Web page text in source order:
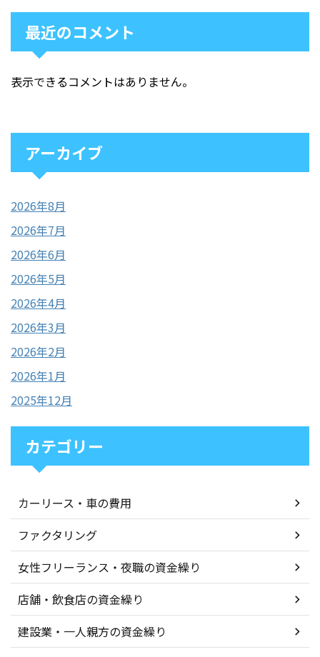
最近のコメント
表示できるコメントはありません。
アーカイブ
2026年8月
2026年7月
2026年6月
2026年5月
2026年4月
2026年3月
2026年2月
2026年1月
2025年12月
カテゴリー
カーリース・車の費用
ファクタリング
女性フリーランス・夜職の資金繰り
店舗・飲食店の資金繰り
建設業・一人親方の資金繰り